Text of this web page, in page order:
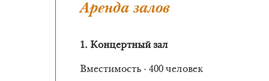
Аренда залов
1. Концертный зал
Вместимость - 400 человек